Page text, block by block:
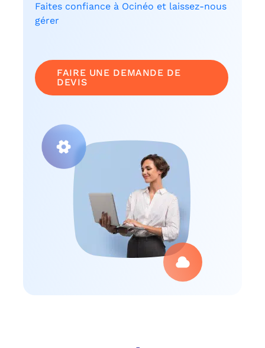
Faites confiance à Ocinéo et laissez-nous
gérer
FAIRE UNE DEMANDE DE
DEVIS